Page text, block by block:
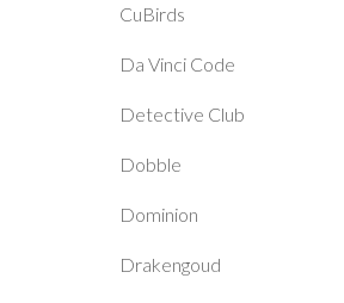
CuBirds
Da Vinci Code
Detective Club
Dobble
Dominion
Drakengoud